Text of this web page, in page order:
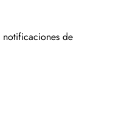
notificaciones de